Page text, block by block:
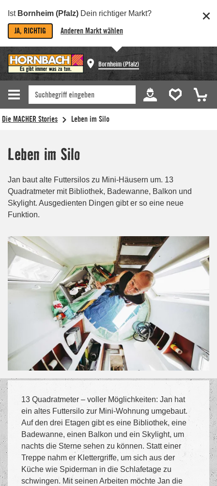
Ist Bornheim (Pfalz) Dein richtiger Markt?
JA, RICHTIG Anderen Markt wählen
Bornheim (Pfalz)